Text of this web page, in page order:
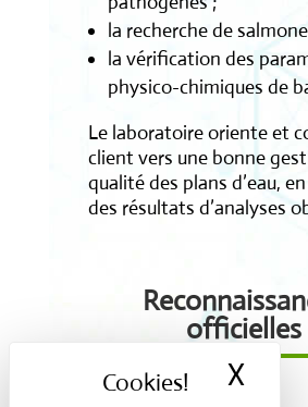
X
la recherche de
la vérification des
physico-chimiques de
Le laboratoire oriente et
client vers une bonne
qualité des plans d’eau,
des résultats d’analyses
officielles